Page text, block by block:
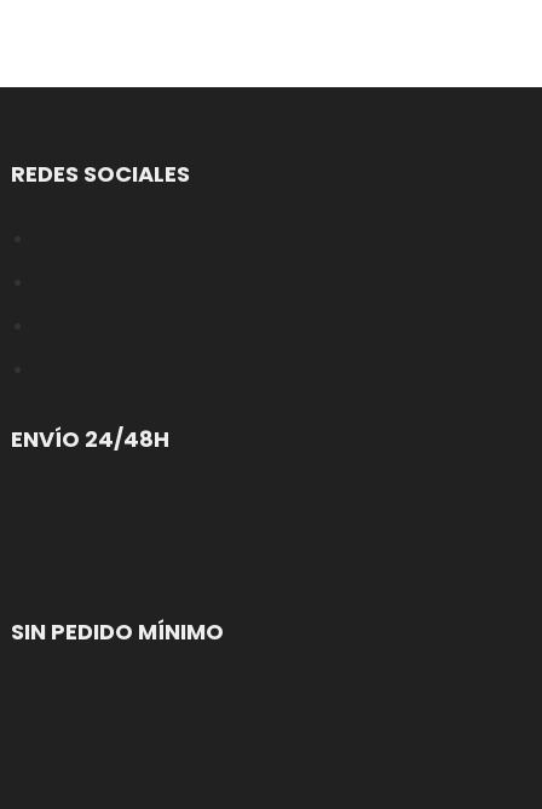
REDES SOCIALES
ENVÍO 24/48H
SIN PEDIDO MÍNIMO